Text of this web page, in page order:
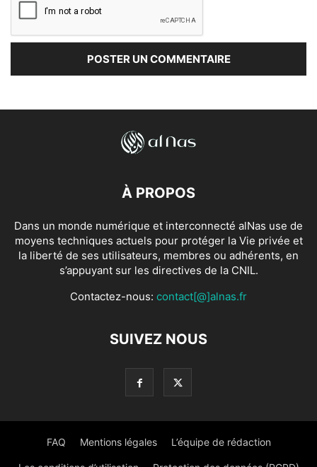
À PROPOS
Dans un monde numérique et interconnecté alNas use de
moyens techniques actuels pour protéger la Vie privée et
la liberté de ses utilisateurs, membres ou adhérents, en
s’appuyant sur les directives de la CNIL.
Contactez-nous: contact[@]alnas.fr
SUIVEZ NOUS
FAQ Mentions légales L’équipe de rédaction